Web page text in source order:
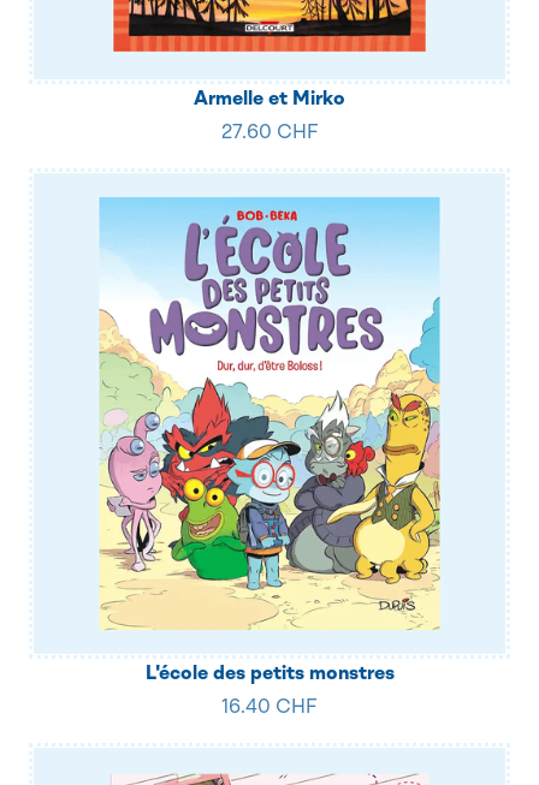
Armelle et Mirko
27.60 CHF
L'école des petits monstres
16.40 CHF